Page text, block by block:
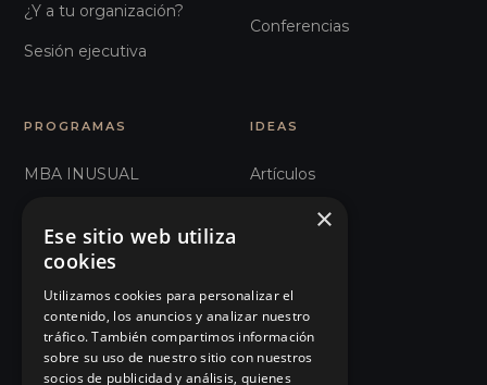
¿Y a tu organización?
Sesión ejecutiva
Conferencias
PROGRAMAS
MBA INUSUAL
Recursos Inhumanos
Comunicación e
Influencia
101 Errores de liderazgo
IDEAS
Artículos
Podcast
Manifiesto
Eventos
×
Ese sitio web utiliza
cookies
Utilizamos cookies para personalizar el
contenido, los anuncios y analizar nuestro
tráfico. También compartimos información
sobre su uso de nuestro sitio con nuestros
socios de publicidad y análisis, quienes